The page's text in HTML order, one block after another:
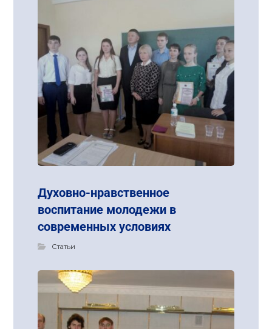
Духовно-нравственное
воспитание молодежи в
современных условиях
Статьи